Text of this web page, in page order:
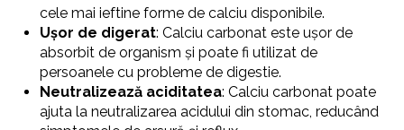
cele mai ieftine forme de calciu disponibile.
Ușor de digerat: Calciu carbonat este ușor de
absorbit de organism și poate fi utilizat de
persoanele cu probleme de digestie.
Neutralizează aciditatea: Calciu carbonat poate
ajuta la neutralizarea acidului din stomac, reducând